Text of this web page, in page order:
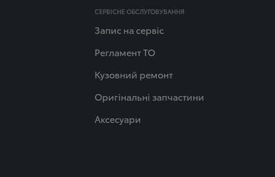
СЕРВІСНЕ ОБСЛУГОВУВАННЯ
Запис на сервіс
Регламент ТО
Кузовний ремонт
Оригінальні запчастини
Аксесуари